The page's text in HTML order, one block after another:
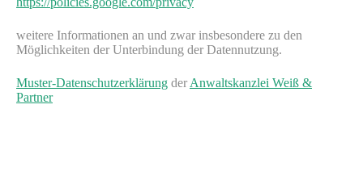
weitere Informationen an und zwar insbesondere zu den
Möglichkeiten der Unterbindung der Datennutzung.
Muster-Datenschutzerklärung der Anwaltskanzlei Weiß &
Partner